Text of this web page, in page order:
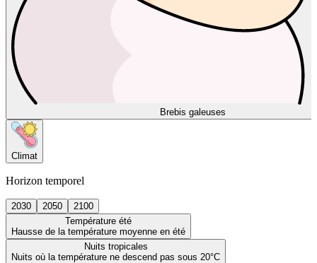
Brebis galeuses
Climat
Horizon temporel
2030 2050
2100
Température été
Hausse de la température moyenne en été
Nuits tropicales
Nuits où la température ne descend pas sous 20°C